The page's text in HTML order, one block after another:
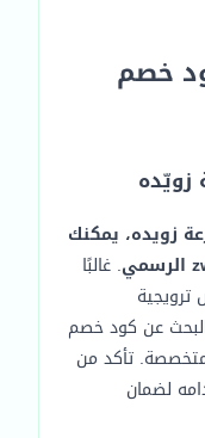
خصم
زويده، يمكنك
. غالبًا
البحث عن كود خصم
تأكد من
لضمان